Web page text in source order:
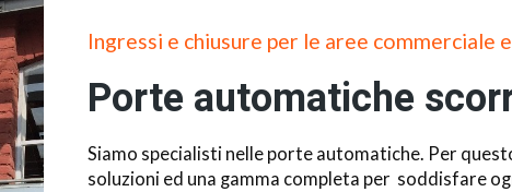
Ingressi e chiusure per le aree commerciale
Porte automatiche
Siamo specialisti nelle porte automatiche. Per
soluzioni ed una gamma completa per soddisfare